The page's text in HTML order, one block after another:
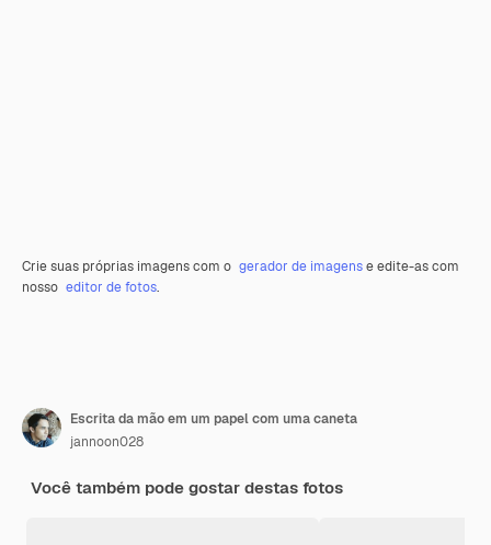
Crie suas próprias imagens com o gerador de imagense edite-as com
nosso editor de fotos.
Escrita da mão em um papel com uma caneta
jannoon028
Você também pode gostar destas fotos